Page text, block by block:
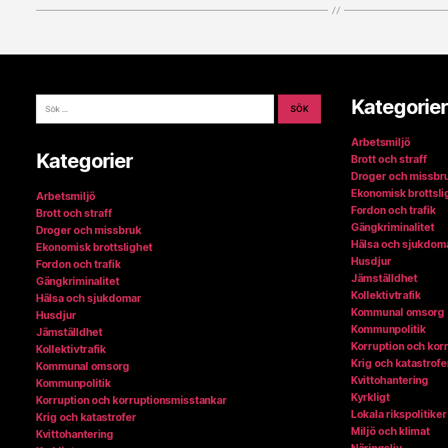
efter:
Kategorier
Arbetsmiljö
Brott och straff
Droger och missbruk
Ekonomisk brottslighet
Fordon och trafik
Gängkriminalitet
Hälsa och sjukdomar
Husdjur
Jämställdhet
Kollektivtrafik
Kommunal omsorg
Kommunpolitik
Korruption och korruptionsmisstankar
Krig och katastrofer
Kvittohantering
Kategorier
Arbetsmiljö
Brott och straff
Droger och
Ekonomisk
Fordon och trafik
Gängkriminalitet
Hälsa och
Husdjur
Jämställdhet
Kollektivtrafik
Kommunal omsorg
Kommunpolitik
Korruption och
Krig och
Kvittohantering
Kyrkligt
Lokala rikspolitiker
Miljö och klimat